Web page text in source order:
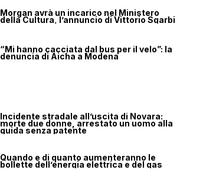
Morgan avrà un incarico nel Ministero
della Cultura, l’annuncio di Vittorio Sgarbi
“Mi hanno cacciata dal bus per il velo”: la
denuncia di Aicha a Modena
Incidente stradale all’uscita di Novara:
morte due donne, arrestato un uomo alla
guida senza patente
Quando e di quanto aumenteranno le
bollette dell’energia elettrica e del gas